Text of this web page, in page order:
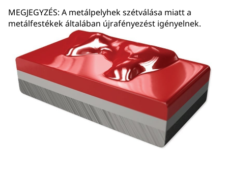
MEGJEGYZÉS: A metálpelyhek szétválása miatt a
metálfestékek általában újrafényezést igényelnek.